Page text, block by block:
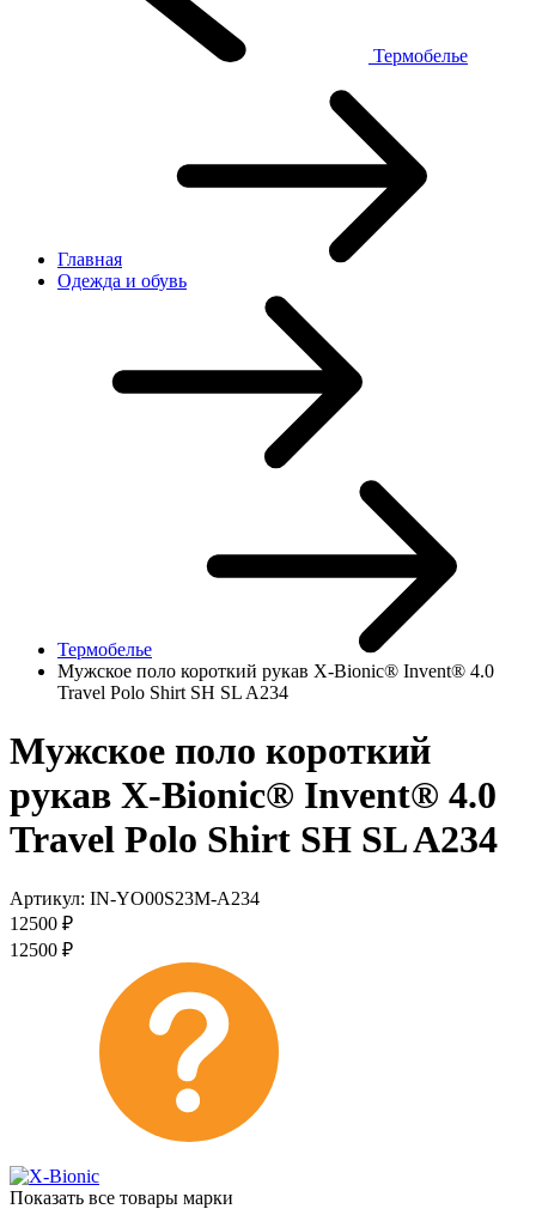
Термобелье
Главная
Одежда и обувь
Термобелье
Мужское поло короткий рукав X-Bionic® Invent® 4.0
Travel Polo Shirt SH SL A234
Мужское поло короткий
рукав X-Bionic® Invent® 4.0
Travel Polo Shirt SH SL A234
Артикул: IN-YO00S23M-A234
12500 ₽
12500 ₽
Показать все товары марки